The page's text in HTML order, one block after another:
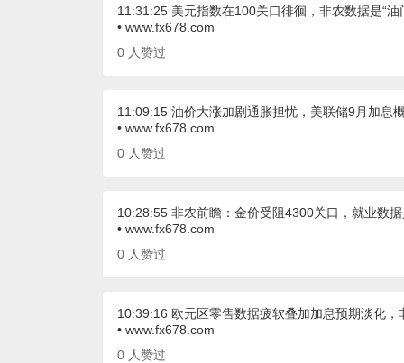
11:31:25 美元指数在100关口徘徊，非农数据是“油
• www.fx678.com
0 人赞过
11:09:15 油价大涨加剧通胀担忧，美联储9月加息
• www.fx678.com
0 人赞过
10:28:55 非农前瞻：金价受阻4300关口，就业数据
• www.fx678.com
0 人赞过
10:39:16 欧元区零售数据疲软叠加加息预期淡化，
• www.fx678.com
0 人赞过